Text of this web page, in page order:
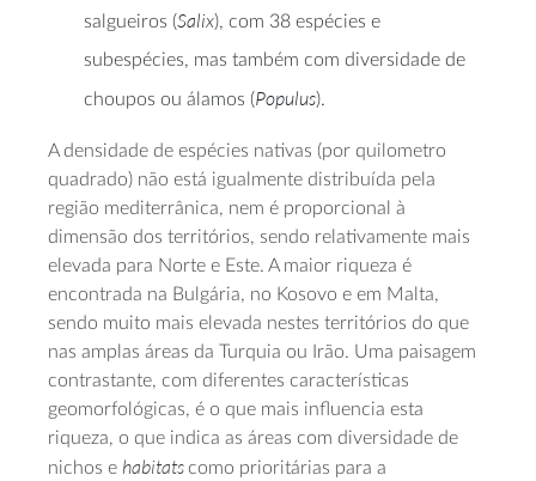
salgueiros (Salix), com 38 espécies e
subespécies, mas também com diversidade de
choupos ou álamos (Populus).
A densidade de espécies nativas (por quilometro
quadrado) não está igualmente distribuída pela
região mediterrânica, nem é proporcional à
dimensão dos territórios, sendo relativamente mais
elevada para Norte e Este. A maior riqueza é
encontrada na Bulgária, no Kosovo e em Malta,
sendo muito mais elevada nestes territórios do que
nas amplas áreas da Turquia ou Irão. Uma paisagem
contrastante, com diferentes características
geomorfológicas, é o que mais influencia esta
riqueza, o que indica as áreas com diversidade de
nichos e habitats como prioritárias para a